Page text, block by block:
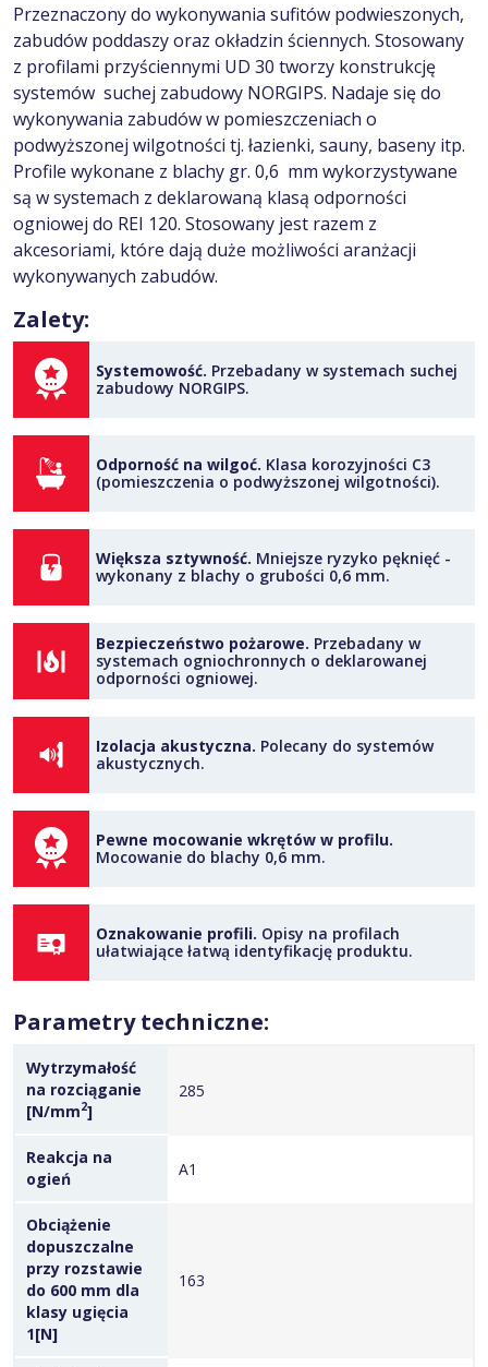
Przeznaczony do wykonywania sufitów podwieszonych,
zabudów poddaszy oraz okładzin ściennych. Stosowany
z profilami przyściennymi UD 30 tworzy konstrukcję
systemów suchej zabudowy NORGIPS. Nadaje się do
wykonywania zabudów w pomieszczeniach o
podwyższonej wilgotności tj. łazienki, sauny, baseny itp.
Profile wykonane z blachy gr. 0,6 mm wykorzystywane
są w systemach z deklarowaną klasą odporności
ogniowej do REI 120. Stosowany jest razem z
akcesoriami, które dają duże możliwości aranżacji
wykonywanych zabudów.
Zalety:
Systemowość. Przebadany w systemach suchej
zabudowy NORGIPS.
Odporność na wilgoć. Klasa korozyjności C3
(pomieszczenia o podwyższonej wilgotności).
Większa sztywność. Mniejsze ryzyko pęknięć -
wykonany z blachy o grubości 0,6 mm.
Bezpieczeństwo pożarowe. Przebadany w
systemach ogniochronnych o deklarowanej
odporności ogniowej.
Izolacja akustyczna. Polecany do systemów
akustycznych.
Pewne mocowanie wkrętów w profilu.
Mocowanie do blachy 0,6 mm.
Oznakowanie profili. Opisy na profilach
ułatwiające łatwą identyfikację produktu.
Parametry techniczne:
Wytrzymałość
na rozciąganie
[N/mm2]
285
Reakcja na
ogień
A1
Obciążenie
dopuszczalne
przy rozstawie
do 600 mm dla
klasy ugięcia
1[N]
163